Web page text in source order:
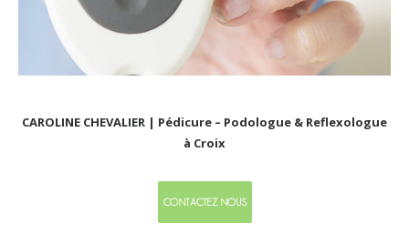
CAROLINE CHEVALIER | Pédicure – Podologue & Reflexologue
à Croix
CONTACTEZ NOUS